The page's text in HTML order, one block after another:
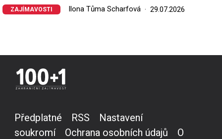
ZAJÍMAVOSTI Ilona Tůma Scharfová 29.07.2026
Předplatné RSS
Nastavení
soukromí
Ochrana osobních údajů O